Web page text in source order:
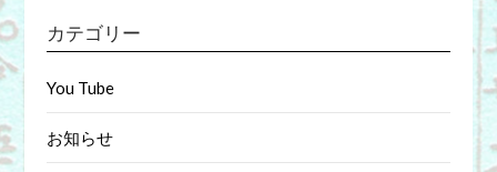
カテゴリー
You Tube
お知らせ